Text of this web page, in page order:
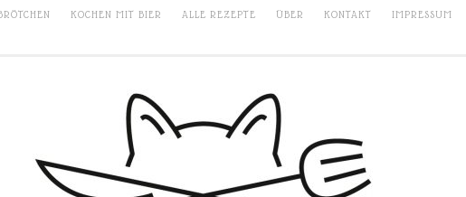
KOCHEN MIT BIER ALLE REZEPTE ÜBER KONTAKT IMPRESSUM